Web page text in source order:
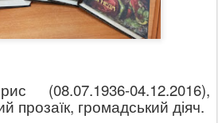
(08.07.1936-04.12.2016),
прозаїк, громадський діяч.